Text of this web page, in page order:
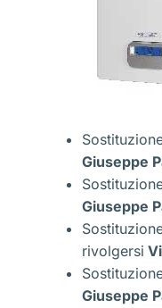
Giuseppe
Giuseppe
rivolgersi
Giuseppe